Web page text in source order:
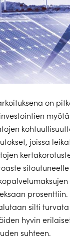
on
joissa
silti
hyvin
suhteen.